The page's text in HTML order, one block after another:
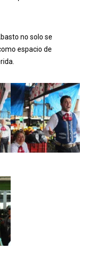
no solo se
espacio de